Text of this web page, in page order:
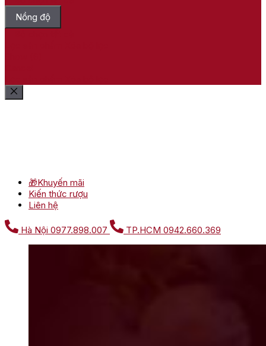
Nồng độ
🎁Khuyến mãi
Kiến thức rượu
Liên hệ
Hà Nội 0977.898.007 TP.HCM 0942.660.369